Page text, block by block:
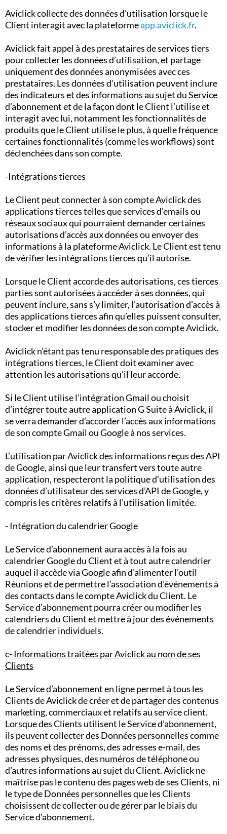
Aviclick collecte des données d’utilisation lorsque le
Client interagit avec la plateformeapp.aviclick.fr.
Aviclick fait appel à des prestataires de services tiers
pour collecter les données d’utilisation, et partage
uniquement des données anonymisées avec ces
prestataires. Les données d’utilisation peuvent inclure
des indicateurs et des informations au sujet du Service
d’abonnement et de la façon dont le Client l’utilise et
interagit avec lui, notamment les fonctionnalités de
produits que le Client utilise le plus, à quelle fréquence
certaines fonctionnalités (comme les workflows) sont
déclenchées dans son compte.
-Intégrations tierces
Le Client peut connecter à son compte Aviclick des
applications tierces telles que services d’emails ou
réseaux sociaux qui pourraient demander certaines
autorisations d’accès aux données ou envoyer des
informations à la plateforme Aviclick. Le Client est tenu
de vérifier les intégrations tierces qu’il autorise.
Lorsque le Client accorde des autorisations, ces tierces
parties sont autorisées à accéder à ses données, qui
peuvent inclure, sans s’y limiter, l’autorisation d’accès à
des applications tierces afin qu’elles puissent consulter,
stocker et modifier les données de son compte Aviclick.
Aviclick n’étant pas tenu responsable des pratiques des
intégrations tierces, le Client doit examiner avec
attention les autorisations qu’il leur accorde.
Si le Client utilise l’intégration Gmail ou choisit
d’intégrer toute autre application G Suite à Aviclick, il
se verra demander d’accorder l’accès aux informations
de son compte Gmail ou Google à nos services.
L’utilisation par Aviclick des informations reçus des API
de Google, ainsi que leur transfert vers toute autre
application, respecteront la politique d’utilisation des
données d’utilisateur des services d’API de Google, y
compris les critères relatifs à l’utilisation limitée.
- Intégration du calendrier Google
Le Service d’abonnement aura accès à la fois au
calendrier Google du Client et à tout autre calendrier
auquel il accède via Google afin d’alimenter l’outil
Réunions et de permettre l’association d’événements à
des contacts dans le compte Aviclick du Client. Le
Service d’abonnement pourra créer ou modifier les
calendriers du Client et mettre à jour des événements
de calendrier individuels.
c-Informations traitées par Aviclick au nom de ses
Clients
Le Service d’abonnement en ligne permet à tous les
Clients de Aviclick de créer et de partager des contenus
marketing, commerciaux et relatifs au service client.
Lorsque des Clients utilisent le Service d’abonnement,
ils peuvent collecter des Données personnelles comme
des noms et des prénoms, des adresses e-mail, des
adresses physiques, des numéros de téléphone ou
d’autres informations au sujet du Client. Aviclick ne
maîtrise pas le contenu des pages web de ses Clients, ni
le type de Données personnelles que les Clients
choisissent de collecter ou de gérer par le biais du
Service d’abonnement.